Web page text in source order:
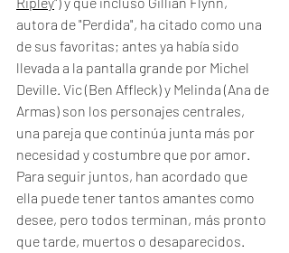
autora de "Perdida", ha citado como una
de sus favoritas; antes ya había sido
llevada a la pantalla grande por Michel
Deville. Vic (Ben Affleck) y Melinda (Ana de
Armas) son los personajes centrales,
una pareja que continúa junta más por
necesidad y costumbre que por amor.
Para seguir juntos, han acordado que
ella puede tener tantos amantes como
desee, pero todos terminan, más pronto
que tarde, muertos o desaparecidos.